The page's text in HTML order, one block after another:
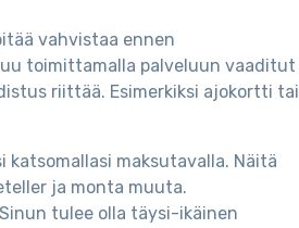
vahvistaa ennen
toimittamalla palveluun vaaditut
riittää. Esimerkiksi ajokortti tai
maksutavalla. Näitä
ja monta muuta.
tulee olla täysi-ikäinen